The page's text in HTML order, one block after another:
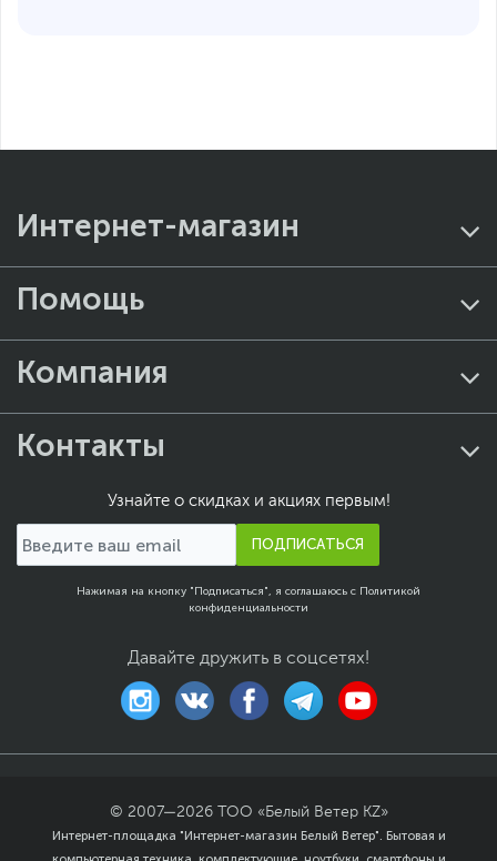
Интернет-магазин
Помощь
Компания
Контакты
Узнайте о скидках и акциях первым!
ПОДПИСАТЬСЯ
Нажимая на кнопку "Подписаться", я соглашаюсь с Политикой
конфиденциальности
Давайте дружить в соцсетях!
© 2007—2026
ТОО «Белый Ветер KZ»
Интернет-площадка "Интернет-магазин Белый Ветер". Бытовая и